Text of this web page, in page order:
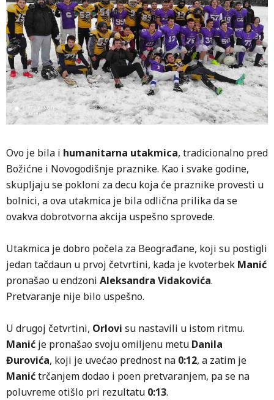
Ovo je bila i humanitarna utakmica, tradicionalno pred
Božićne i Novogodišnje praznike. Kao i svake godine,
skupljaju se pokloni za decu koja će praznike provesti u
bolnici, a ova utakmica je bila odlična prilika da se
ovakva dobrotvorna akcija uspešno sprovede.
Utakmica je dobro počela za Beograđane, koji su postigli
jedan tačdaun u prvoj četvrtini, kada je kvoterbek Manić
pronašao u endzoni Aleksandra Vidakovića.
Pretvaranje nije bilo uspešno.
U drugoj četvrtini, Orlovi su nastavili u istom ritmu.
Manić je pronašao svoju omiljenu metu Danila
Đurovića, koji je uvećao prednost na 0:12, a zatim je
Manićtrčanjem dodao i poen pretvaranjem, pa se na
poluvreme otišlo pri rezultatu 0:13.